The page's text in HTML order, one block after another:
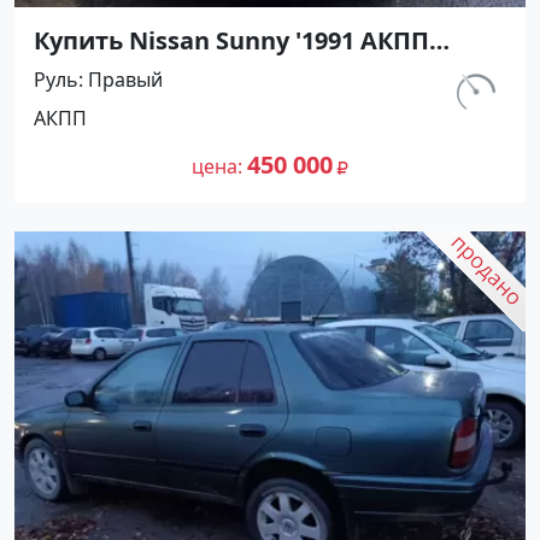
Купить Nissan Sunny '1991 АКПП
(1400/75 л.с.) Бензин инжектор
Мостовской цвет Черный Седан по
цене 450000 рублей, объявление
№27489 на сайте Авторынок23
км.
Руль Правый
АКПП
цена 450 000